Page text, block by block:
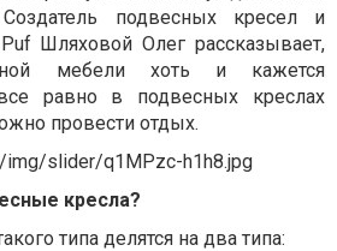
подвесных кресел и
Шляховой Олег рассказывает,
мебели хоть и кажется
равно в подвесных креслах
провести отдых.
кресла?
типа делятся на два типа: